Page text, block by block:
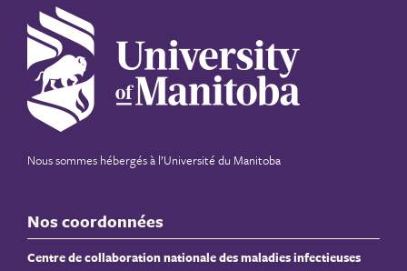
Nous sommes hébergés à l’Université du Manitoba
Nos coordonnées
Centre de collaboration nationale des maladies infectieuses